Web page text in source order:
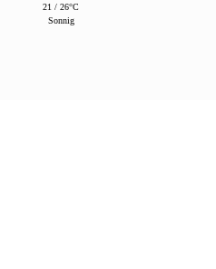
21 / 26°C
Sonnig